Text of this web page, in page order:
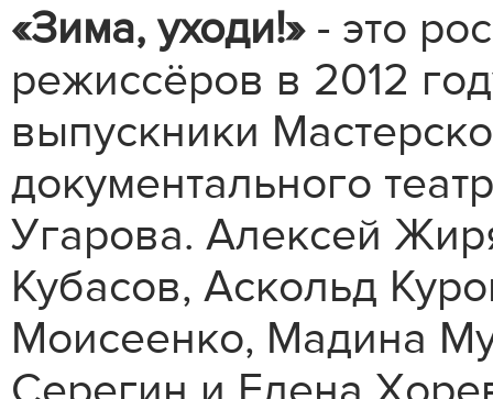
«Зима, уходи!»- это
режиссёров в 2012
выпускники
документального
Угарова. Алексей
Кубасов, Аскольд
Моисеенко, Мадина